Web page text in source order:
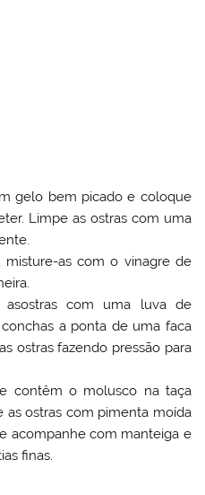
gelo bem picado e coloque
Limpe as ostras com uma
misture-as com o vinagre de
com uma luva de
a ponta de uma faca
ostras fazendo pressão para
contêm o molusco na taça
as ostras com pimenta moída
acompanhe com manteiga e
finas.